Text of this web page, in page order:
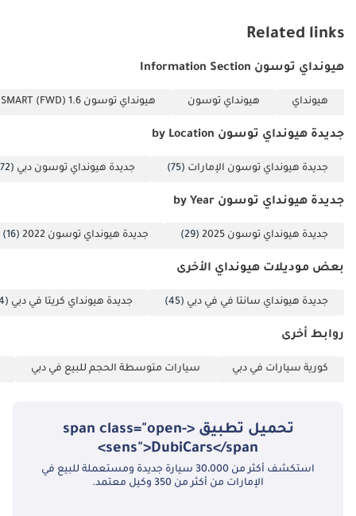
Related links
هيونداي توسون Information Section
هيونداي هيونداي توسون هيونداي توسون 1.6 T-GDI SMART (FWD)
جديدة هيونداي توسون by Location
جديدة هيونداي توسون الإمارات (75) جديدة هيونداي توسون دبي (72)
جديدة هيونداي توسون by Year
جديدة هيونداي توسون 2025 (29) جديدة هيونداي توسون 2022 (16)
بعض موديلات هيونداي الأخرى
جديدة هيونداي سانتا في في دبي (45) جديدة هيونداي كريتا في دبي (44)
روابط أخرى
كورية سيارات في دبي سيارات متوسطة الحجم للبيع في دبي
تحميل تطبيق <span class="open-
sens">DubiCars</span>
استكشف أكثر من 30،000 سيارة جديدة ومستعملة للبيع في
الإمارات من أكثر من 350 وكيل معتمد.